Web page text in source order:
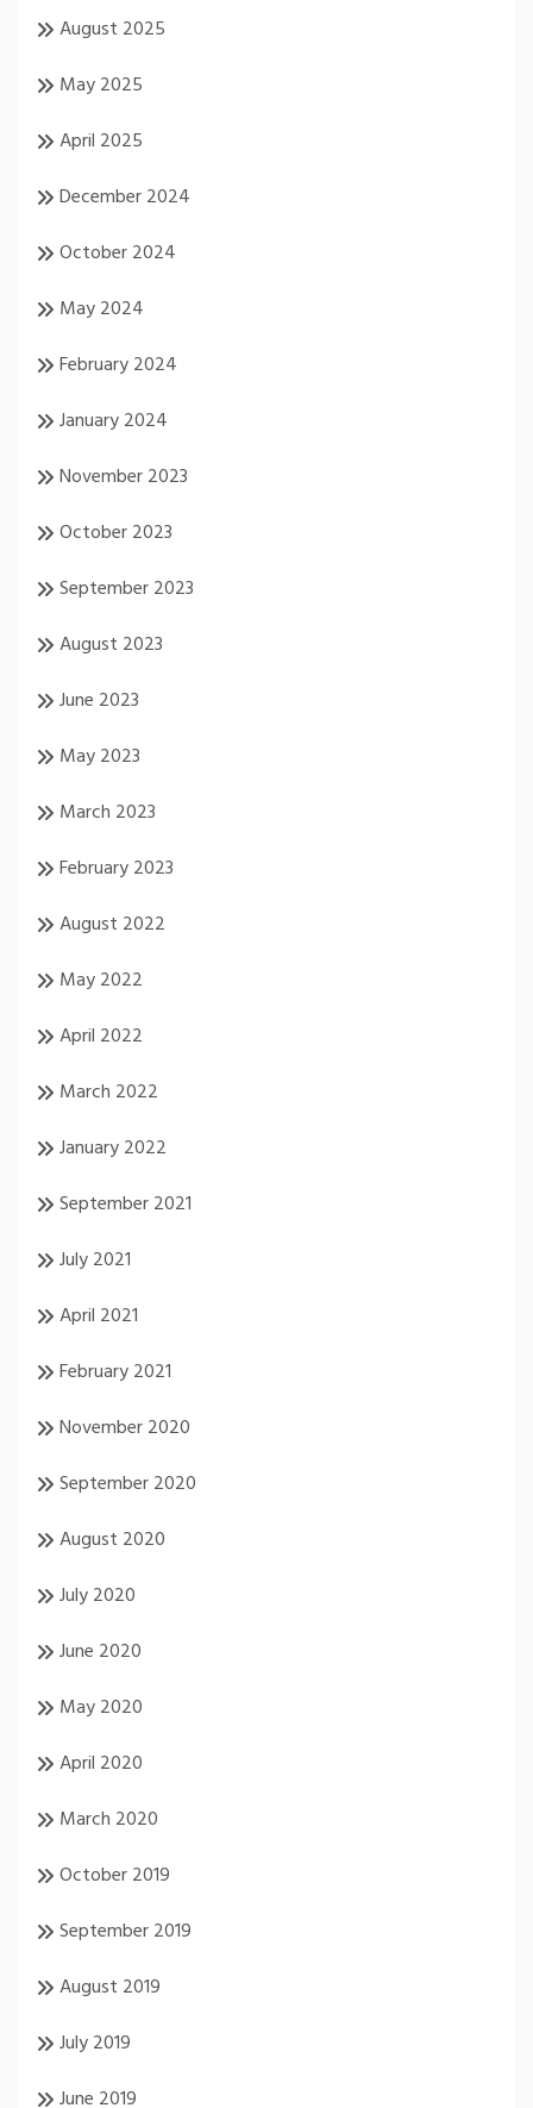
August 2025
May 2025
April 2025
December 2024
October 2024
May 2024
February 2024
January 2024
November 2023
October 2023
September 2023
August 2023
June 2023
May 2023
March 2023
February 2023
August 2022
May 2022
April 2022
March 2022
January 2022
September 2021
July 2021
April 2021
February 2021
November 2020
September 2020
August 2020
July 2020
June 2020
May 2020
April 2020
March 2020
October 2019
September 2019
August 2019
July 2019
June 2019